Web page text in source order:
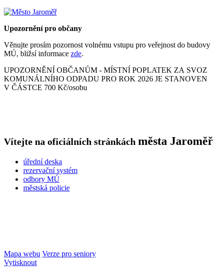
Upozornění pro občany
Věnujte prosím pozornost volnému vstupu pro veřejnost do budovy
MÚ, bližsí informace zde.
UPOZORNĚNÍ OBČANŮM - MÍSTNÍ POPLATEK ZA SVOZ
KOMUNÁLNÍHO ODPADU PRO ROK 2026 JE STANOVEN
V ČÁSTCE 700 Kč/osobu
Vítejte na oficiálních stránkách města Jaroměř
úřední deska
rezervační systém
odbory MÚ
městská policie
Mapa webu Verze pro seniory
Vytisknout